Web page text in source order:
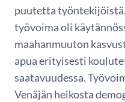
puutetta
työvoima oli
maahanmuuton
apua erityisesti
saatavuudessa.
Venäjän heikosta